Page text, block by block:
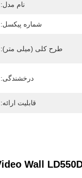
نام مدل:
شماره پیکسل:
طرح کلی (میلی متر):
درخشندگی:
قابلیت ارائه: